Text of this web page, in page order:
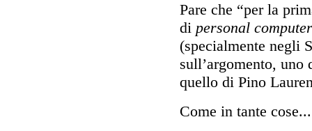
Pare che “per la
di personal computer
(specialmente negli
sull’argomento,
quello di Pino
Come in tante